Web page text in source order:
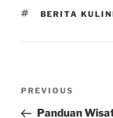
TAGS
BERITA
Previous
Post
PREVIOUS
Panduan